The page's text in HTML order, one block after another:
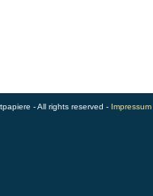
- All rights reserved - Impressum